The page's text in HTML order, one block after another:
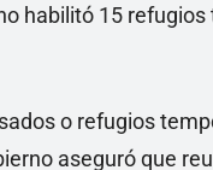
habilitó 15
o refugios
aseguró que